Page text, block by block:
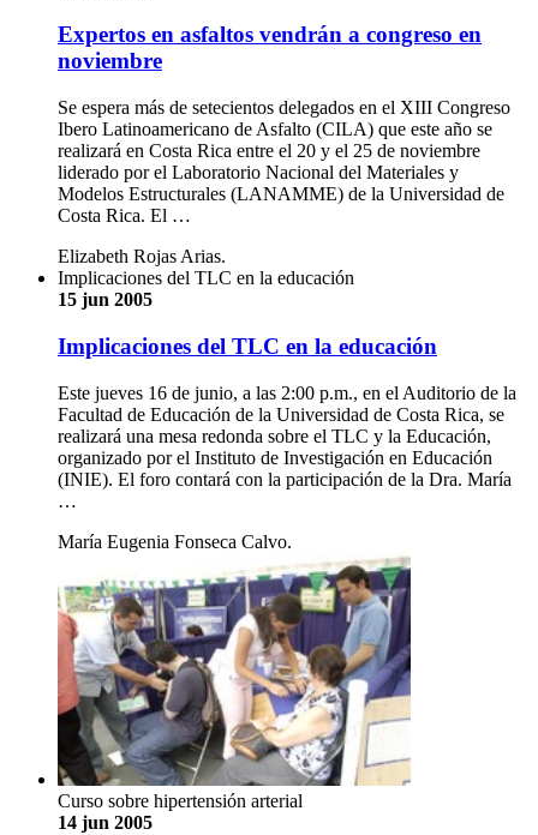
Expertos en asfaltos vendrán a congreso en
noviembre
Se espera más de setecientos delegados en el XIII Congreso
Ibero Latinoamericano de Asfalto (CILA) que este año se
realizará en Costa Rica entre el 20 y el 25 de noviembre
liderado por el Laboratorio Nacional del Materiales y
Modelos Estructurales (LANAMME) de la Universidad de
Costa Rica. El …
Elizabeth Rojas Arias.
Implicaciones del TLC en la educación
15 jun 2005
Implicaciones del TLC en la educación
Este jueves 16 de junio, a las 2:00 p.m., en el Auditorio de la
Facultad de Educación de la Universidad de Costa Rica, se
realizará una mesa redonda sobre el TLC y la Educación,
organizado por el Instituto de Investigación en Educación
(INIE). El foro contará con la participación de la Dra. María
…
María Eugenia Fonseca Calvo.
Curso sobre hipertensión arterial
14 jun 2005